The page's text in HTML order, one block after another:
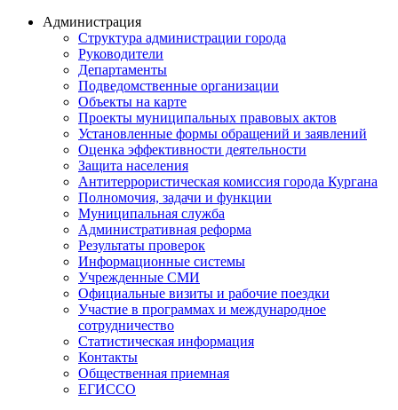
Администрация
Структура администрации города
Руководители
Департаменты
Подведомственные организации
Объекты на карте
Проекты муниципальных правовых актов
Установленные формы обращений и заявлений
Оценка эффективности деятельности
Защита населения
Антитеррористическая комиссия города Кургана
Полномочия, задачи и функции
Муниципальная служба
Административная реформа
Результаты проверок
Информационные системы
Учрежденные СМИ
Официальные визиты и рабочие поездки
Участие в программах и международное
сотрудничество
Статистическая информация
Контакты
Общественная приемная
ЕГИССО